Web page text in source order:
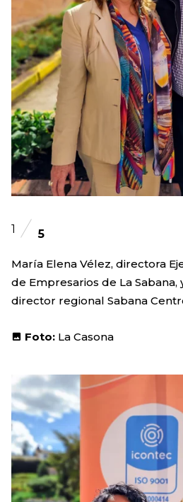
1 5
María Elena Vélez, directora
de Empresarios de La Sabana,
director regional Sabana
Foto: La Casona